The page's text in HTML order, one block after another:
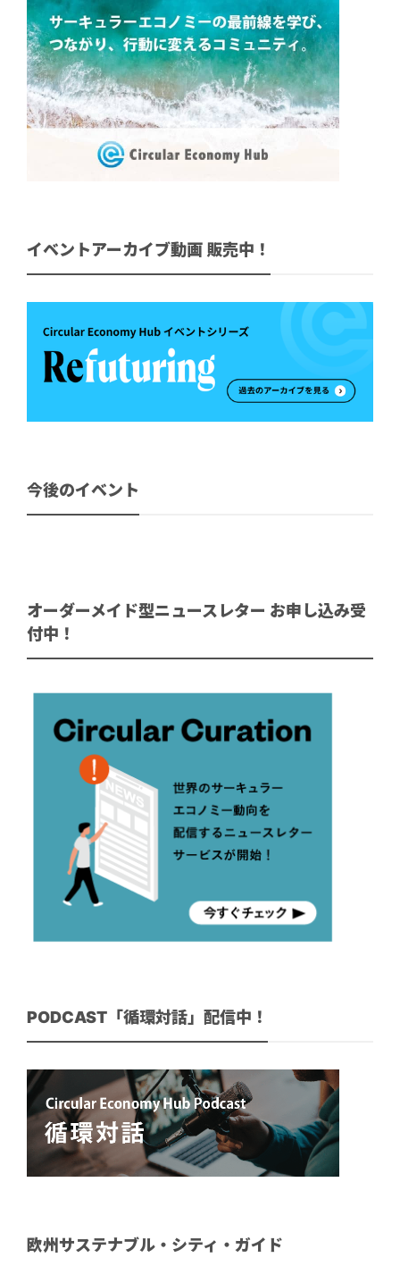
イベントアーカイブ動画 販売中！
今後のイベント
オーダーメイド型ニュースレター お申し込み受
付中！
PODCAST「循環対話」配信中！
欧州サステナブル・シティ・ガイド